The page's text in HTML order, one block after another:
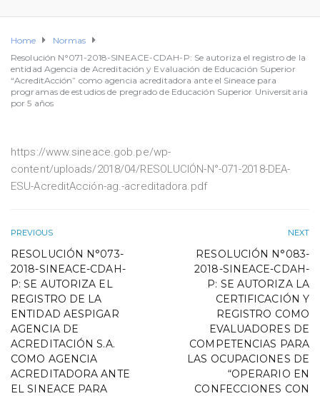
Home
Normas
Resolución N°071-2018-SINEACE-CDAH-P: Se autoriza el registro de la
entidad Agencia de Acreditación y Evaluación de Educación Superior
“AcreditAcción” como agencia acreditadora ante el Sineace para
programas de estudios de pregrado de Educación Superior Universitaria
por 5 años
https://www.sineace.gob.pe/wp-
content/uploads/2018/04/RESOLUCIÓN-N°-071-2018-DEA-
ESU-AcreditAcción-ag.-acreditadora.pdf
PREVIOUS
RESOLUCIÓN N°073-
2018-SINEACE-CDAH-
P: SE AUTORIZA EL
REGISTRO DE LA
ENTIDAD AESPIGAR
AGENCIA DE
ACREDITACIÓN S.A.
COMO AGENCIA
ACREDITADORA ANTE
EL SINEACE PARA
NEXT
RESOLUCIÓN N°083-
2018-SINEACE-CDAH-
P: SE AUTORIZA LA
CERTIFICACIÓN Y
REGISTRO COMO
EVALUADORES DE
COMPETENCIAS PARA
LAS OCUPACIONES DE
“OPERARIO EN
CONFECCIONES CON